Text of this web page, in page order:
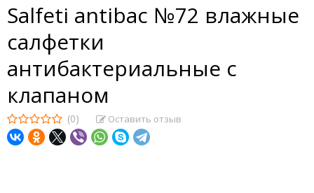
Salfeti antibac №72 влажные
салфетки
антибактериальные с
клапаном
(0) Оставить отзыв